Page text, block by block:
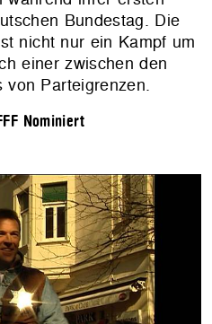
Bundestag. Die
nicht nur ein Kampf um
einer zwischen den
Parteigrenzen.
Nominiert